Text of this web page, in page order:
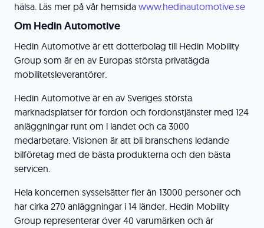
hälsa. Läs mer på vår hemsida www.hedinautomotive.se
Om Hedin Automotive
Hedin Automotive är ett dotterbolag till Hedin Mobility
Group som är en av Europas största privatägda
mobilitetsleverantörer.
Hedin Automotive är en av Sveriges största
marknadsplatser för fordon och fordonstjänster med 124
anläggningar runt om i landet och ca 3000
medarbetare. Visionen är att bli branschens ledande
bilföretag med de bästa produkterna och den bästa
servicen.
Hela koncernen sysselsätter fler än 13000 personer och
har cirka 270 anläggningar i 14 länder. Hedin Mobility
Group representerar över 40 varumärken och är